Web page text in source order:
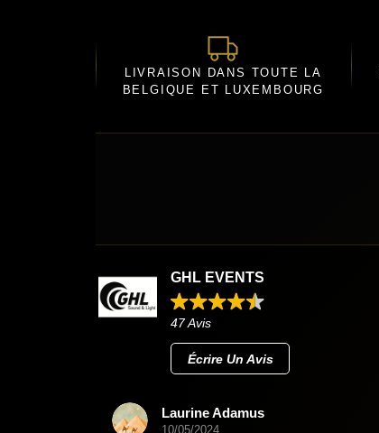
LIVRAISON DANS TOUTE LA
BELGIQUE ET LUXEMBOURG
GHL EVENTS
47 Avis
Écrire Un Avis
Laurine Adamus
10/05/2024